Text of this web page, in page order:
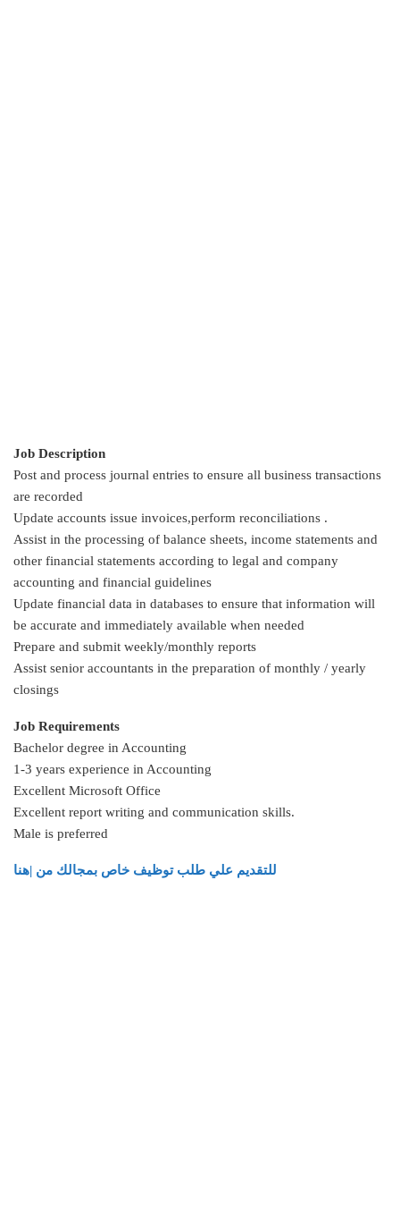
Job Description
Post and process journal entries to ensure all business transactions
are recorded
Update accounts issue invoices,perform reconciliations .
Assist in the processing of balance sheets, income statements and
other financial statements according to legal and company
accounting and financial guidelines
Update financial data in databases to ensure that information will
be accurate and immediately available when needed
Prepare and submit weekly/monthly reports
Assist senior accountants in the preparation of monthly / yearly
closings
Job Requirements
Bachelor degree in Accounting
1-3 years experience in Accounting
Excellent Microsoft Office
Excellent report writing and communication skills.
Male is preferred
للتقديم علي طلب توظيف خاص بمجالك من |هنا